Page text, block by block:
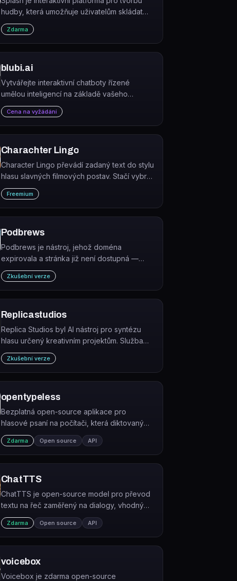
hudby, která umožňuje uživatelům skládat
skladby, spolupracovat s dalšími tvůrci a
vystupovat před živým publikem ve
virtuálním prostředí.
Zdarma
blubi.ai
Vytvářejte interaktivní chatboty řízené
umělou inteligencí na základě vašeho
obsahu a dejte vašemu publiku chuť na
interaktivní učení.
Cena na vyžádání
Charachter Lingo
Character Lingo převádí zadaný text do stylu
hlasu slavných filmových postav. Stačí vybrat
postavu a zadat vlastní text.
Freemium
Podbrews
Podbrews je nástroj, jehož doména
expirovala a stránka již není dostupná —
původní služba ani její funkce nelze z
dostupných zdrojů ověřit.
Zkušební verze
Replicastudios
Replica Studios byl AI nástroj pro syntézu
hlasu určený kreativním projektům. Služba
byla v roce 2025 ukončena.
Zkušební verze
opentypeless
Bezplatná open-source aplikace pro
hlasové psaní na počítači, která diktovaný
text volitelně vylepší pomocí AI.
Zdarma Open source API
ChatTTS
ChatTTS je open-source model pro převod
textu na řeč zaměřený na dialogy, vhodný
pro AI asistenty a konverzační audio/video
obsah.
Zdarma Open source API
voicebox
Voicebox je zdarma open-source